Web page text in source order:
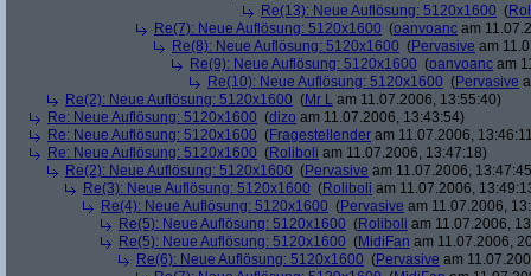
Re(13): Neue Auflösung: 5120x1600 (
Re(7): Neue Auflösung: 5120x1600 (oanvoanc am
Re(8): Neue Auflösung: 5120x1600 (Pervasive am
Re(9): Neue Auflösung: 5120x1600 (oanvoanc am
Re(10): Neue Auflösung: 5120x1600 (Pervasive
Re(2): Neue Auflösung: 5120x1600 (Mr L am 11.07.2006, 13:55:40)
Re: Neue Auflösung: 5120x1600 (dizo am 11.07.2006, 13:43:54)
Re: Neue Auflösung: 5120x1600 (Fragestellender am 11.07.2006,
Re: Neue Auflösung: 5120x1600 (Roliboli am 11.07.2006, 13:47:18)
Re(2): Neue Auflösung: 5120x1600 (Pervasive am 11.07.2006,
Re(3): Neue Auflösung: 5120x1600 (Roliboli am 11.07.2006,
Re(4): Neue Auflösung: 5120x1600 (Pervasive am 11.07.2006,
Re(5): Neue Auflösung: 5120x1600 (Roliboli am 11.07.2006,
Re(5): Neue Auflösung: 5120x1600 (MidiFan am 11.07.2006,
Re(6): Neue Auflösung: 5120x1600 (Pervasive am